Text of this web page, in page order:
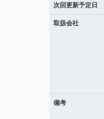
次回更新予定日
取扱会社
備考